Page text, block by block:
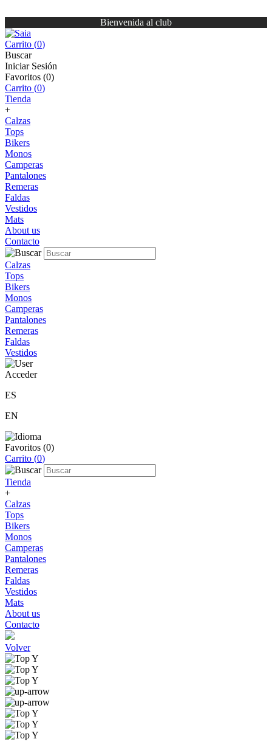
Bienvenida al club
Carrito (0)
Buscar
Iniciar Sesión
Favoritos (0)
Carrito (0)
Tienda
+
Calzas
Tops
Bikers
Monos
Camperas
Pantalones
Remeras
Faldas
Vestidos
Mats
About us
Contacto
Calzas
Tops
Bikers
Monos
Camperas
Pantalones
Remeras
Faldas
Vestidos
Acceder
ES
EN
Favoritos (0)
Carrito (0)
Tienda
+
Calzas
Tops
Bikers
Monos
Camperas
Pantalones
Remeras
Faldas
Vestidos
Mats
About us
Contacto
Volver